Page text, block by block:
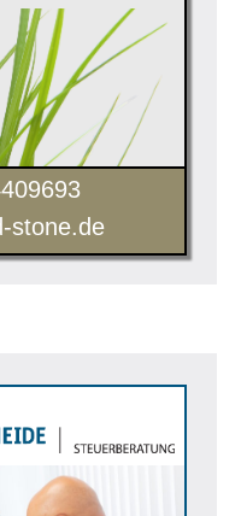
stone.de